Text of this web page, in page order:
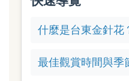
什麼是台東金針花
最佳觀賞時間與季